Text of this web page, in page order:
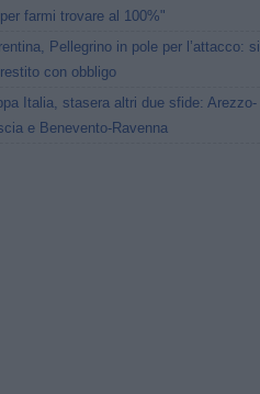
farmi trovare al 100%"
Pellegrino in pole per l’attacco: si
con obbligo
Italia, stasera altri due sfide: Arezzo-
e Benevento-Ravenna